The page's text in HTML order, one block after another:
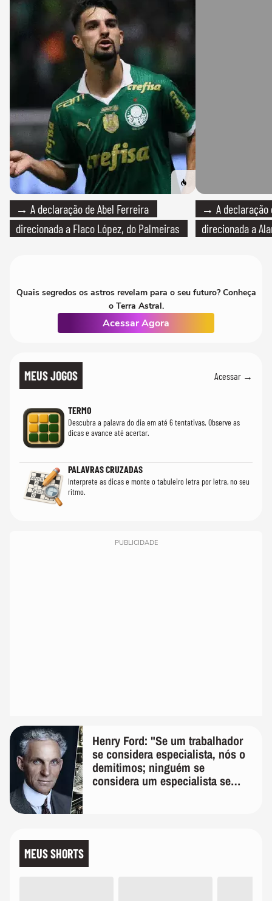
→ A declaração de Abel Ferreira
direcionada a Flaco López, do Palmeiras
→ A declaração
direcionada a
Quais segredos os astros revelam para o seu futuro? Conheça
o Terra Astral.
Acessar Agora
MEUS JOGOS Acessar →
TERMO
Descubra a palavra do dia em até 6 tentativas. Observe as
dicas e avance até acertar.
PALAVRAS CRUZADAS
Interprete as dicas e monte o tabuleiro letra por letra, no seu
ritmo.
PUBLICIDADE
Henry Ford: "Se um trabalhador
se considera especialista, nós o
demitimos; ninguém se
considera um especialista se
MEUS SHORTS